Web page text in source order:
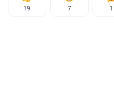
19 7 1